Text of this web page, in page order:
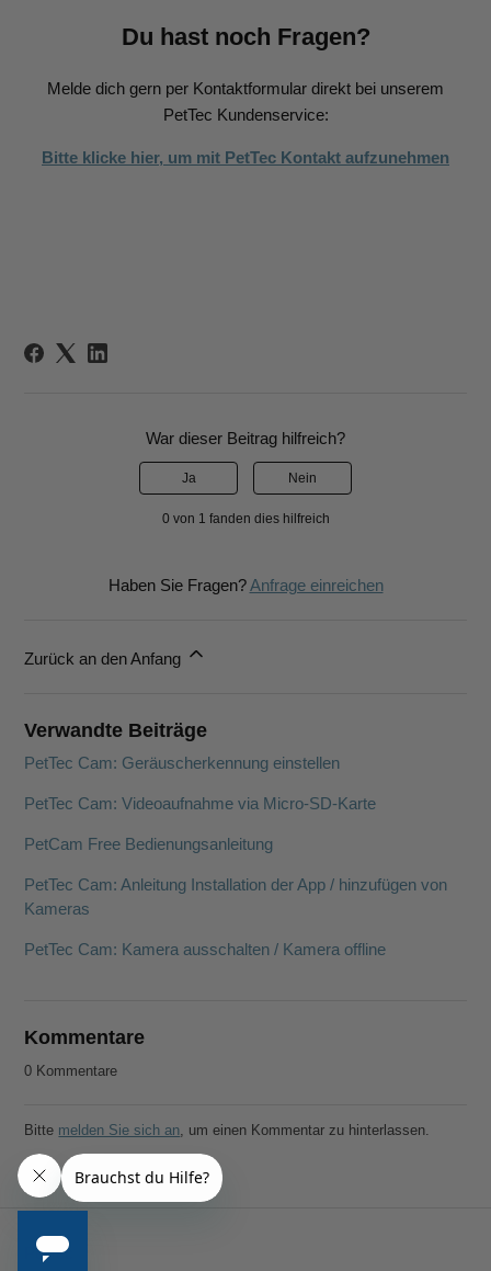
Du hast noch Fragen?
Melde dich gern per Kontaktformular direkt bei unserem
PetTec Kundenservice:
Bitte klicke hier, um mit PetTec Kontakt aufzunehmen
War dieser Beitrag hilfreich?
Ja Nein
0 von 1 fanden dies hilfreich
Haben Sie Fragen?Anfrage einreichen
Zurück an den Anfang
Verwandte Beiträge
PetTec Cam: Geräuscherkennung einstellen
PetTec Cam: Videoaufnahme via Micro-SD-Karte
PetCam Free Bedienungsanleitung
PetTec Cam: Anleitung Installation der App / hinzufügen von
Kameras
PetTec Cam: Kamera ausschalten / Kamera offline
Kommentare
0 Kommentare
Bitte melden Sie sich an, um einen Kommentar zu hinterlassen.
PetTec